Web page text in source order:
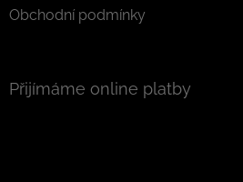
Obchodní podmínky
Přijímáme online platby